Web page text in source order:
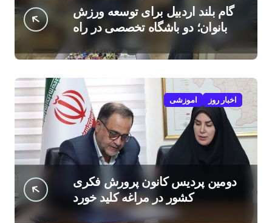
گام بلند اردبیل برای توسعه ورزش
بانوان؛ دو باشگاه تخصصی در راه
است
اخبار روز اموزشی
دومین پردیس کانون پرورش فکری
کشور در مراغه کلید خورد